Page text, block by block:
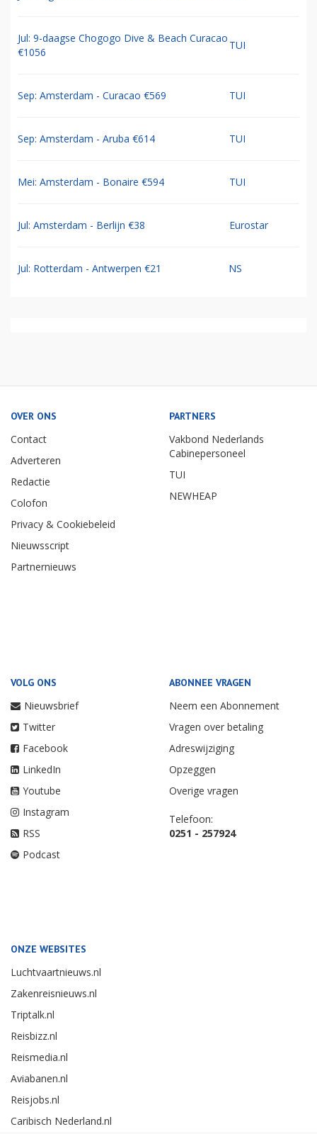
Jul: 9-daagse Chogogo Dive & Beach Curacao
€1056
TUI
Sep: Amsterdam - Curacao €569 TUI
Sep: Amsterdam - Aruba €614 TUI
Mei: Amsterdam - Bonaire €594 TUI
Jul: Amsterdam - Berlijn €38 Eurostar
Jul: Rotterdam - Antwerpen €21 NS
OVER ONS
Contact
Adverteren
Redactie
Colofon
Privacy & Cookiebeleid
Nieuwsscript
Partnernieuws
PARTNERS
Vakbond Nederlands
Cabinepersoneel
TUI
NEWHEAP
VOLG ONS
Nieuwsbrief
Twitter
Facebook
LinkedIn
Youtube
Instagram
RSS
Podcast
ABONNEE VRAGEN
Neem een Abonnement
Vragen over betaling
Adreswijziging
Opzeggen
Overige vragen
Telefoon:
0251 - 257924
ONZE WEBSITES
Luchtvaartnieuws.nl
Zakenreisnieuws.nl
Triptalk.nl
Reisbizz.nl
Reismedia.nl
Aviabanen.nl
Reisjobs.nl
Caribisch Nederland.nl